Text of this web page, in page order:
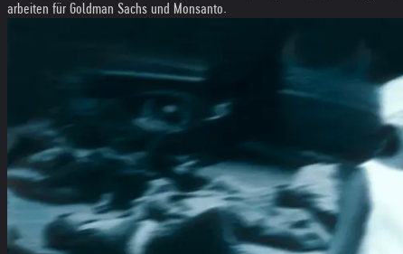
arbeiten für Goldman Sachs und Monsanto.